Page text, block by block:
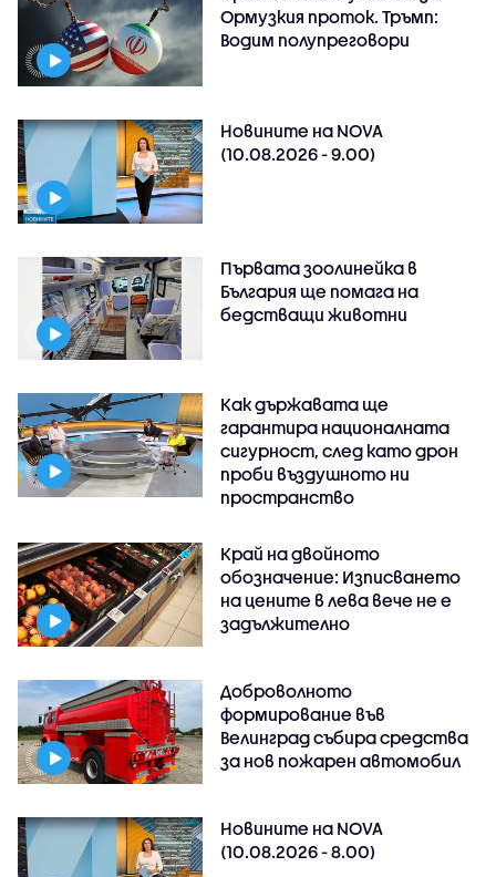
Ормузкия проток. Тръмп:
Водим полупреговори
Новините на NOVA
(10.08.2026 - 9.00)
Първата зоолинейка в
България ще помага на
бедстващи животни
Как държавата ще
гарантира националната
сигурност, след като дрон
проби въздушното ни
пространство
Край на двойното
обозначение: Изписването
на цените в лева вече не е
задължително
Доброволното
формирование във
Велинград събира средства
за нов пожарен автомобил
Новините на NOVA
(10.08.2026 - 8.00)